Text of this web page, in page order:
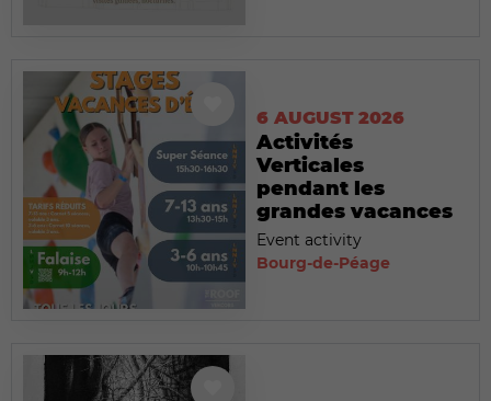
6 AUGUST 2026
Activités
Verticales
pendant les
grandes vacances
Event activity
Bourg-de-Péage